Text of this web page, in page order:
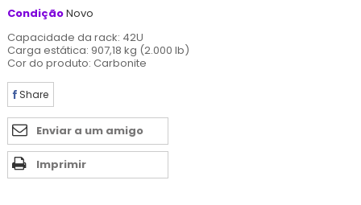
CondiçãoNovo
Capacidade da rack: 42U
Carga estática: 907,18 kg (2.000 lb)
Cor do produto: Carbonite
Share
Enviar a um amigo
Imprimir